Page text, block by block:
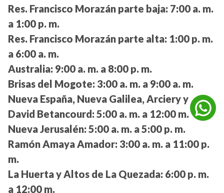
Res. Francisco Morazán parte baja: 7:00 a. m.
a 1:00 p. m.
Res. Francisco Morazán parte alta: 1:00 p. m.
a 6:00 a. m.
Australia: 9:00 a. m. a 8:00 p. m.
Brisas del Mogote: 3:00 a. m. a 9:00 a. m.
Nueva España, Nueva Galilea, Arciery y
David Betancourd: 5:00 a. m. a 12:00 m.
Nueva Jerusalén: 5:00 a. m. a 5:00 p. m.
Ramón Amaya Amador: 3:00 a. m. a 11:00 p.
m.
La Huerta y Altos de La Quezada: 6:00 p. m.
a 12:00 m.